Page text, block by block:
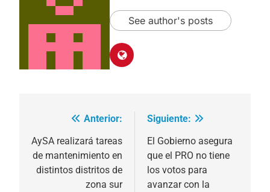
See author's posts
Navegación
de
entradas
Anterior:
AySA realizará tareas
de mantenimiento en
distintos distritos de
zona sur
Siguiente:
El Gobierno asegura
que el PRO no tiene
los votos para
avanzar con la